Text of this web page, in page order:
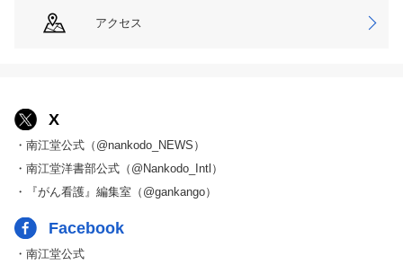
アクセス
X
・南江堂公式（@nankodo_NEWS）
・南江堂洋書部公式（@Nankodo_Intl）
・『がん看護』編集室（@gankango）
Facebook
・南江堂公式